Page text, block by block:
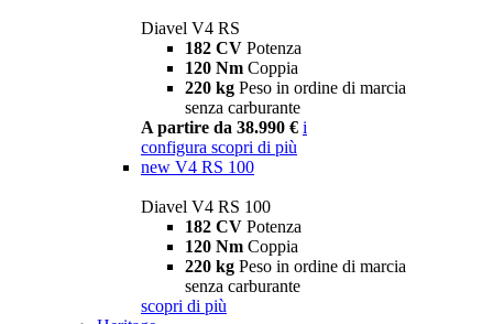
Diavel V4 RS
182 CV Potenza
120 Nm Coppia
220 kg Peso in ordine di marcia
senza carburante
A partire da 38.990 € i
configura scopri di più
new V4 RS 100
Diavel V4 RS 100
182 CV Potenza
120 Nm Coppia
220 kg Peso in ordine di marcia
senza carburante
scopri di più